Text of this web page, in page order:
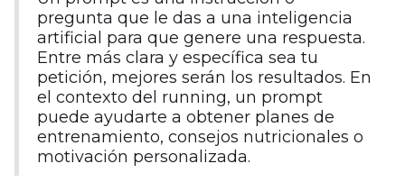
pregunta que le das a una inteligencia
artificial para que genere una respuesta.
Entre más clara y específica sea tu
petición, mejores serán los resultados. En
el contexto del running, un prompt
puede ayudarte a obtener planes de
entrenamiento, consejos nutricionales o
motivación personalizada.